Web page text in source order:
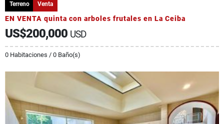
Terreno Venta
EN VENTA quinta con arboles frutales en La Ceiba
US$200,000 USD
0 Habitaciones / 0 Baño(s)